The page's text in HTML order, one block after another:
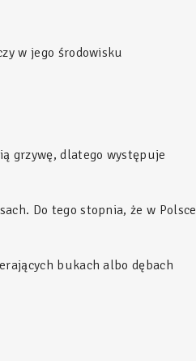
w jego środowisku
grzywę, dlatego występuje
Do tego stopnia, że w Polsce
bukach albo dębach